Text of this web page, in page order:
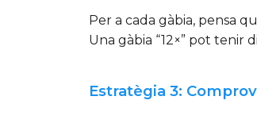
Per a cada gàbia, pensa
Una gàbia “12×” pot tenir
Estratègia 3: